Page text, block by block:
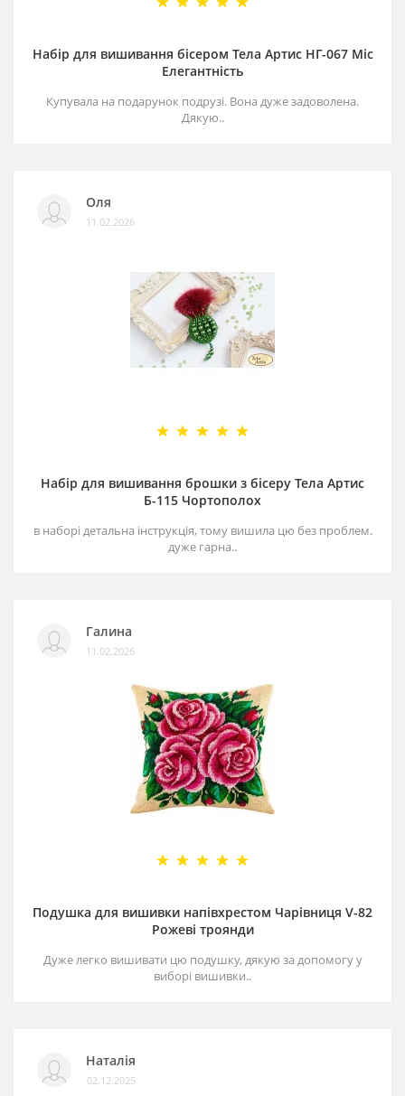
Набір для вишивання бісером Тела Артис НГ-067 Міс
Елегантність
Купувала на подарунок подрузі. Вона дуже задоволена.
Дякую..
Оля
11.02.2026
Набір для вишивання брошки з бісеру Тела Артис
Б-115 Чортополох
в наборі детальна інструкція, тому вишила цю без проблем.
дуже гарна..
Галина
11.02.2026
Подушка для вишивки напівхрестом Чарівниця V-82
Рожеві троянди
Дуже легко вишивати цю подушку, дякую за допомогу у
виборі вишивки..
Наталія
02.12.2025